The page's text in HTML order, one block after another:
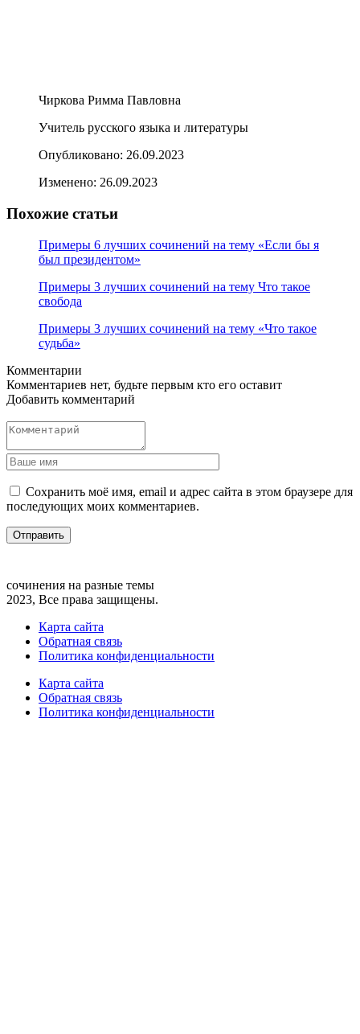
Чиркова Римма Павловна
Учитель русского языка и литературы
Опубликовано: 26.09.2023
Изменено: 26.09.2023
Похожие статьи
Примеры 6 лучших сочинений на тему «Если бы я
был президентом»
Примеры 3 лучших сочинений на тему Что такое
свобода
Примеры 3 лучших сочинений на тему «Что такое
судьба»
Комментарии
Комментариев нет, будьте первым кто его оставит
Добавить комментарий
Сохранить моё имя, email и адрес сайта в этом браузере для
последующих моих комментариев.
сочинения на разные темы
2023, Все права защищены.
Карта сайта
Обратная связь
Политика конфиденциальности
Карта сайта
Обратная связь
Политика конфиденциальности